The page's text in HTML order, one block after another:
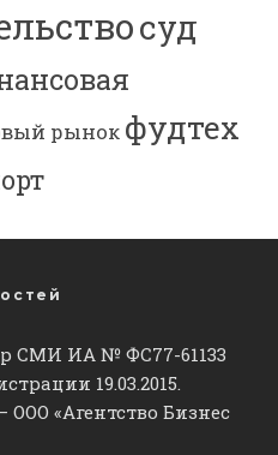
суд
рынок фудтех
СМИ ИА № ФС77-61133
19.03.2015.
«Агентство Бизнес